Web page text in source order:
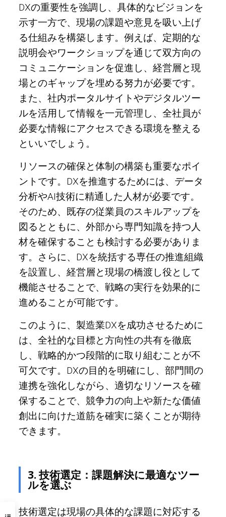
DXの重要性を強調し、具体的なビジョンを
示す一方で、現場の課題や意見を吸い上げ
る仕組みを構築します。例えば、定期的な
説明会やワークショップを通じて双方向の
コミュニケーションを促進し、経営層と現
場とのギャップを埋める努力が必要です。
また、社内ポータルサイトやデジタルツー
ルを活用して情報を一元管理し、全社員が
必要な情報にアクセスできる環境を整える
といいでしょう。
リソースの確保と体制の構築も重要なポイ
ントです。DXを推進するためには、データ
分析やAI技術に精通した人材が必要です。
そのため、既存の従業員のスキルアップを
図るとともに、外部から専門知識を持つ人
材を確保することも検討する必要がありま
す。さらに、DXを統括する専任の推進組織
を設置し、経営層と現場の橋渡し役として
機能させることで、戦略の実行を効果的に
進めることが可能です。
このように、製造業DXを成功させるために
は、全社的な目標と方向性の共有を徹底
し、戦略的かつ段階的に取り組むことが不
可欠です。DXの目的を明確にし、部門間の
連携を強化しながら、適切なリソースを確
保することで、競争力の向上や新たな価値
創出に向けた道筋を確実に築くことが期待
できます。
3. 技術選定：課題解決に最適なツー
ルを選ぶ
技術選定は現場の具体的な課題に対応する